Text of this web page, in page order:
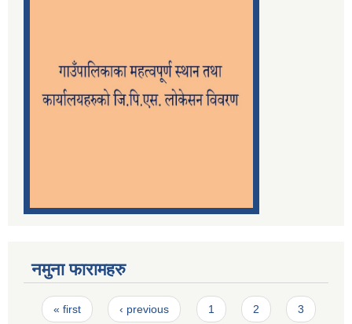
नमुना फारामहरु
Pages
« first ‹ previous 1 2
3